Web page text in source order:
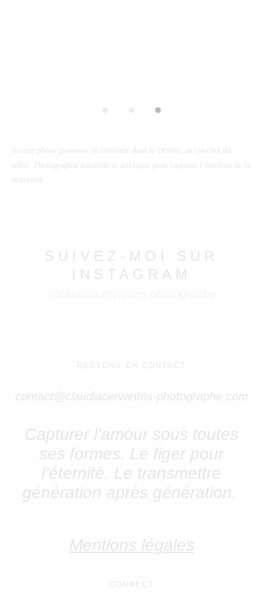
Séance photo grossesse en extérieur dans la Drôme, au coucher du
soleil. Photographie naturelle et artistique pour capturer l’émotion de la
maternité.
SUIVEZ-MOI SUR
INSTAGRAM
RESTONS EN CONTACT
contact@claudiacervantes-photographe.com
Capturer l’amour sous toutes
ses formes. Le figer pour
l’éternité. Le transmettre
génération après génération.
Mentions légales
CONNECT